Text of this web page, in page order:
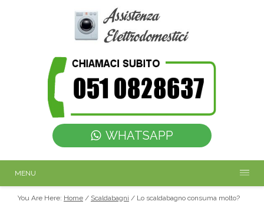
WHATSAPP
MENU
You Are Here: Home / Scaldabagni / Lo scaldabagno consuma molto?